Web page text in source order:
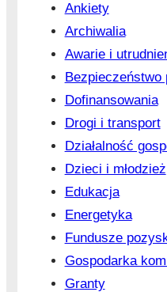
Ankiety
Archiwalia
Awarie i
Bezpieczeństwo
Dofinansowania
Drogi i transport
Działalność
Dzieci i młodzież
Edukacja
Energetyka
Fundusze
Gospodarka
Granty